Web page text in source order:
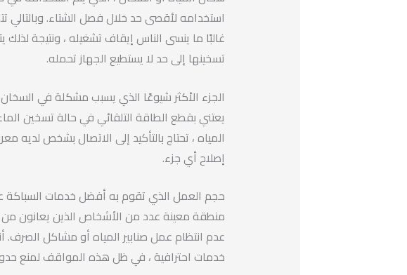
استخدامه لأقصى حد خلال فصل الشتاء. وبالتالي
غالبًا ما ينسى الناس إيقاف تشغيله ، ونتيجة
تسخينها إلى حد لا يستطيع الجهاز تحمله.
الجزء الأكثر شيوعًا الذي يسبب مشكلة في
يعتني بقطع الطاقة التلقائي في حالة تسخين
المياه ، تحتاج بالتأكيد إلى الاتصال بشخص لديه
إصلاح أي جزء.
حجم العمل الذي تقوم به أفضل خدمات
منطقة معينة عدد من الأشخاص الذين يعانون
عدم انتظام عمل صنابير المياه أو مشاكل الصرف.
خدمات احترافية ، في ظل هذه المواقف لمنع